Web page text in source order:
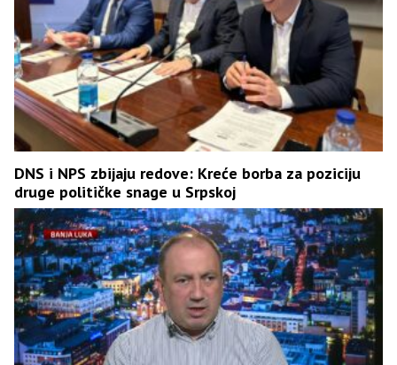
DNS i NPS zbijaju redove: Kreće borba za poziciju
druge političke snage u Srpskoj